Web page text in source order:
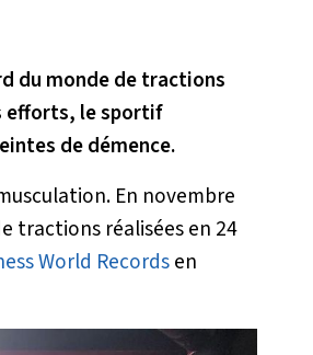
du monde de tractions
efforts, le sportif
de démence.
En novembre
tractions réalisées en 24
World Recordsen